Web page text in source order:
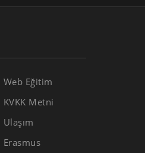
Web Eğitim
KVKK Metni
Ulaşım
Erasmus